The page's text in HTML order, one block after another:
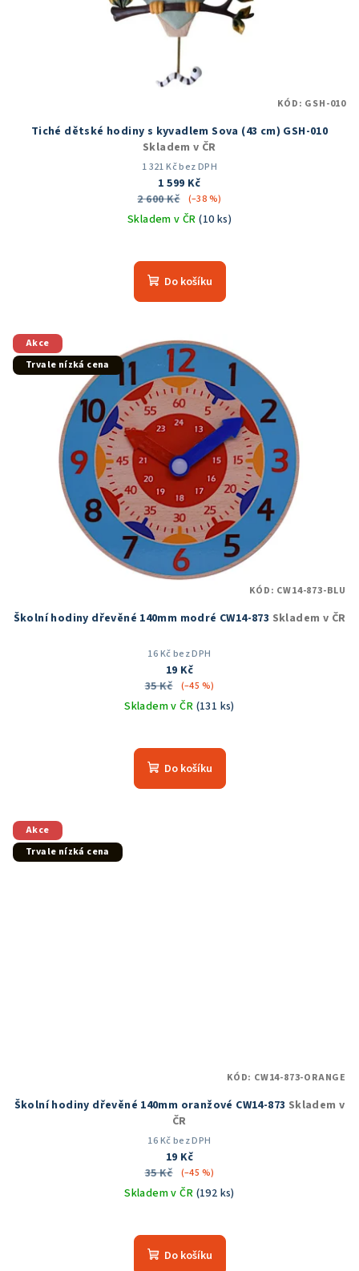
Tiché dětské hodiny s kyvadlem Sova (43 cm) GSH-010
Skladem v ČR
1 321 Kč bez DPH
1 599 Kč
2 600 Kč
(–38 %)
Skladem v ČR(10 ks)
hodnocení
produktu
5
hvězdiček.
Do košíku
KÓD: GSH-010
Akce
Trvale nízká cena
Školní hodiny dřevěné 140mm modré CW14-873 Skladem v ČR
16 Kč bez DPH
19 Kč
35 Kč
(–45 %)
Skladem v ČR (131 ks)
Do košíku
KÓD: CW14-873-BLU
Akce
Trvale nízká cena
Školní hodiny dřevěné 140mm oranžové CW14-873 Skladem v
ČR
16 Kč bez DPH
19 Kč
35 Kč
(–45 %)
Skladem v ČR (192 ks)
Do košíku
KÓD: CW14-873-ORANGE